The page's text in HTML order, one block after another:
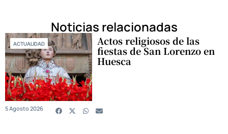
Noticias relacionadas
ACTUALIDAD Actos religiosos de las
fiestas de San Lorenzo en
Huesca
5 Agosto 2026